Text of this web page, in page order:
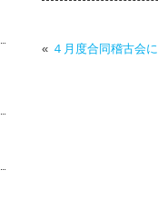
« ４月度合同稽古会